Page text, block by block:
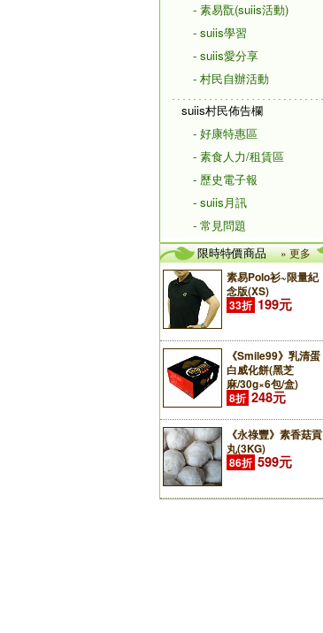
- 素易翫(suiis活動)
- suiis學習
- suiis愛分享
- 村民自辦活動
suiis村民佈告欄
- 好康特惠區
- 素食人力/租賃區
- 歷史電子報
- suiis月訊
- 常見問題
限時特價商品
» 更多
素易Polo衫~限量紀
念版(XS)
33折 199元
《Smile99》乳清蛋
白威化餅(黑芝
麻/30g×6包/盒)
8折 248元
《永祿豐》素香菇貢
丸(3KG)
86折 599元